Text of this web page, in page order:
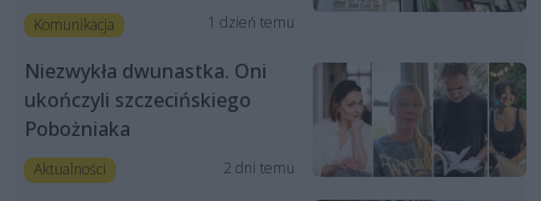
Komunikacja 1 dzień temu
Niezwykła dwunastka. Oni
ukończyli szczecińskiego
Pobożniaka
Aktualności 2 dni temu